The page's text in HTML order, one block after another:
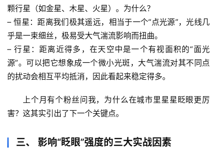
首
专
列
颗行星（如金星、木星、火星）。为什么？
– 恒星 ：距离我们极其遥远，相当于一个“点光源”，光线几
乎是一束细丝，极易受大气湍流影响而扭曲。
– 行星 ：距离近得多，在天空中是一个有视面积的“面光
源”。可以把它想象成一个微小光斑，大气湍流对其不同点
的扰动会相互平均抵消，因此看起来稳定得多。
上个月有个粉丝问我，为什么在城市里星星眨眼更厉
害？这其实引出了下一个关键点。
三、 影响“眨眼”强度的三大实战因素